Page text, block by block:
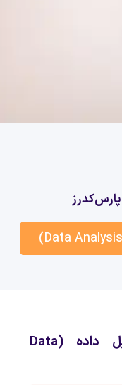
مجری‌های پروژه های تحلیل داده (Data